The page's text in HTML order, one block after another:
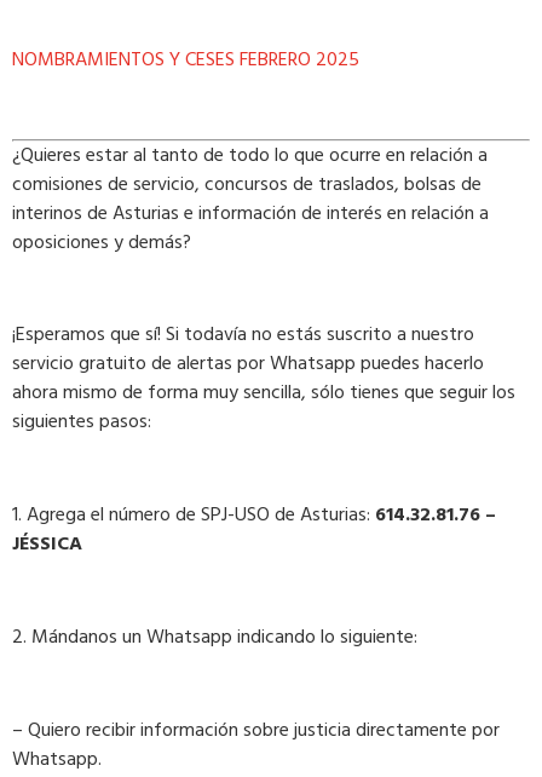
NOMBRAMIENTOS Y CESES FEBRERO 2025
¿Quieres estar al tanto de todo lo que ocurre en relación a
comisiones de servicio, concursos de traslados, bolsas de
interinos de Asturias e información de interés en relación a
oposiciones y demás?
¡Esperamos que sí! Si todavía no estás suscrito a nuestro
servicio gratuito de alertas por Whatsapp puedes hacerlo
ahora mismo de forma muy sencilla, sólo tienes que seguir los
siguientes pasos:
1. Agrega el número de SPJ-USO de Asturias: 614.32.81.76 –
JÉSSICA
2. Mándanos un Whatsapp indicando lo siguiente:
– Quiero recibir información sobre justicia directamente por
Whatsapp.